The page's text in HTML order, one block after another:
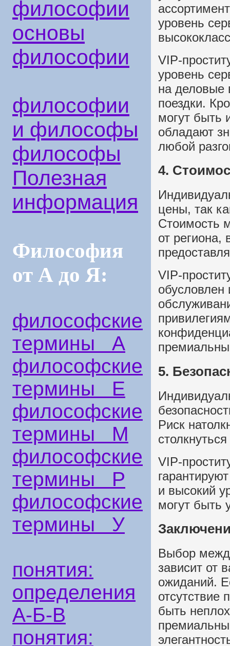
философии
основы
философии
философии
и философы
философы
Полезная
информация
Философия
от А до Я:
философские
термины А
философские
термины Е
философские
термины М
философские
термины Р
философские
термины У
понятия:
определения
А-Б-В
понятия:
уровень
VIP-
уровень
на деловые
поездки.
могут быть
обладают
любой
4.
цены, так
Стоимость
от региона,
VIP-
обусловлен
5.
Риск
VIP-
и высокий
могут быть
Выбор
зависит от
ожиданий.
отсутствие
быть